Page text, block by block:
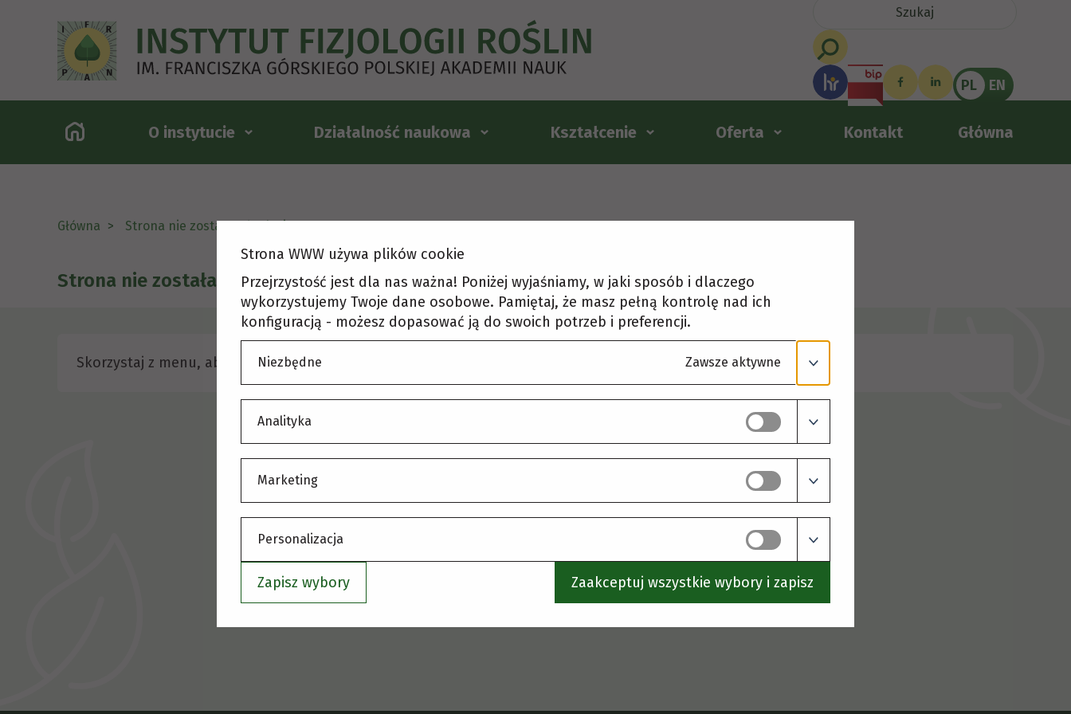
PL EN
O instytucie Działalność naukowa Kształcenie Oferta Kontakt Główna
Główna Strona nie została odnaleziona
Strona nie została odnaleziona
Skorzystaj z menu, aby wybrać inną stronę.
Strona WWW używa plików cookie
Przejrzystość jest dla nas ważna! Poniżej wyjaśniamy, w jaki sposób i dlaczego
wykorzystujemy Twoje dane osobowe. Pamiętaj, że masz pełną kontrolę nad ich
konfiguracją - możesz dopasować ją do swoich potrzeb i preferencji.
Niezbędne Zawsze aktywne
Analityka
Marketing
Personalizacja
Zapisz wybory Zaakceptuj wszystkie wybory i zapisz